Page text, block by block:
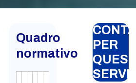
Quadro
normativo
PER